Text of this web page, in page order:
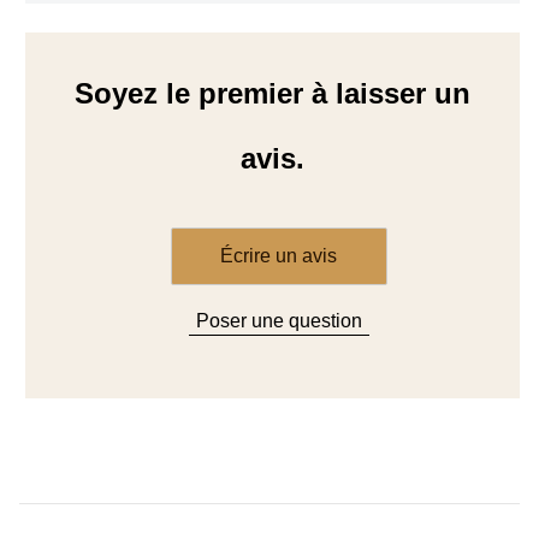
Soyez le premier à laisser un
avis.
Écrire un avis
Poser une question